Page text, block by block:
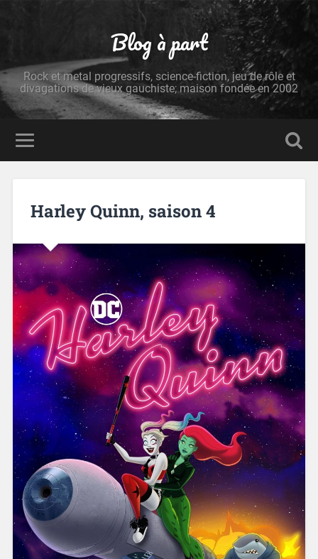
Blog à part
Rock et metal progressifs, science-fiction, jeu de rôle et
divagations de vieux gauchiste; maison fondée en 2002
Harley Quinn, saison 4